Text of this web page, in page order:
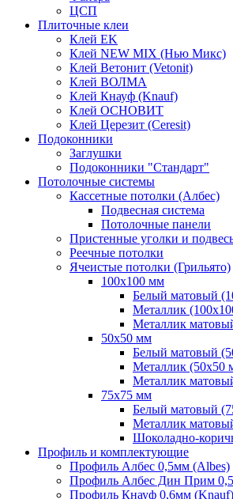
ЦСП
Плиточные клеи
Клей EK
Клей NEW MIX (Нью Микс)
Клей Ветонит (Vetonit)
Клей ВОЛМА
Клей Кнауф (Knauf)
Клей ОСНОВИТ
Клей Церезит (Ceresit)
Подоконники
Заглушки
Подоконники "Стандарт"
Потолочные системы
Кассетные потолки (Албес)
Подвесная система
Потолочные панели
Пристенные уголки и
Реечные потолки
Ячеистые потолки (Грильято)
100х100 мм
Белый матовый
Металлик
Металлик
50х50 мм
Белый матовый
Металлик (50х50
Металлик
75х75 мм
Белый матовый
Металлик
Шоколадно-
Профиль и комплектующие
Профиль Албес 0,5мм (Albes)
Профиль Албес Дин Прим
Профиль Кнауф 0,6мм (Knauf)